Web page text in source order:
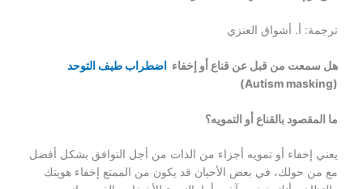
ترجمة: أ. أشواق العنزي
هل سمعت من قبل عن قناع أو إخفاء
اضطراب طيف التوحد
(Autism masking)
ما المقصود بالقناع أو التمويه؟
يعني إخفاء أو تمويه أجزاء من الذات من أجل التوافق بشكل أفضل
مع من حولك، في بعض الأحيان قد يكون من الممتع إخفاء هويتك